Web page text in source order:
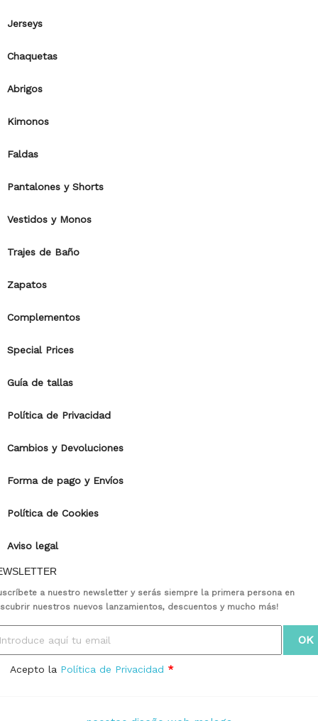
Jerseys
Chaquetas
Abrigos
Kimonos
Faldas
Pantalones y Shorts
Vestidos y Monos
Trajes de Baño
Zapatos
Complementos
Special Prices
Guía de tallas
Política de Privacidad
Cambios y Devoluciones
Forma de pago y Envíos
Política de Cookies
Aviso legal
a nuestro newsletter y serás siempre la primera persona en
nuestros nuevos lanzamientos, descuentos y mucho más!
Acepto la Política de Privacidad *